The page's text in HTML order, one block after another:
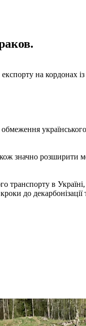
на кордонах
значно розширити
транспорту в
до